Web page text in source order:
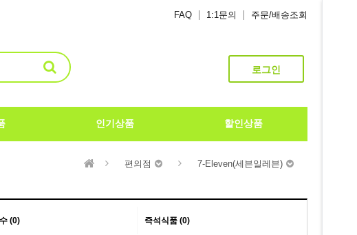
FAQ 1:1문의 주문/배송조회
로그인
인기상품 할인상품
편의점 7-Eleven(세븐일레븐)
(0) 즉석식품 (0)